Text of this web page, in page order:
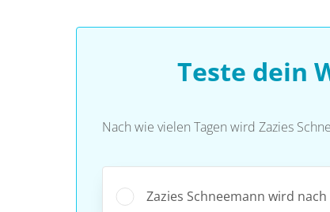
Teste dein
Nach wie vielen Tagen wird Zazies
Zazies Schneemann wird